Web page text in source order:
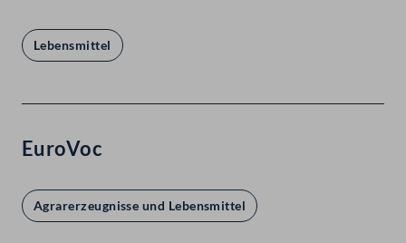
Lebensmittel
EuroVoc
Agrarerzeugnisse und Lebensmittel